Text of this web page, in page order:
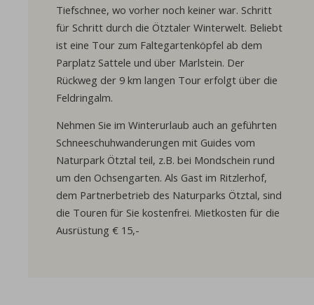
Tiefschnee, wo vorher noch keiner war. Schritt
für Schritt durch die Ötztaler Winterwelt. Beliebt
ist eine Tour zum Faltegartenköpfel ab dem
Parplatz Sattele und über Marlstein. Der
Rückweg der 9 km langen Tour erfolgt über die
Feldringalm.
Nehmen Sie im Winterurlaub auch an geführten
Schneeschuhwanderungen mit Guides vom
Naturpark Ötztal teil, z.B. bei Mondschein rund
um den Ochsengarten. Als Gast im Ritzlerhof,
dem Partnerbetrieb des Naturparks Ötztal, sind
die Touren für Sie kostenfrei. Mietkosten für die
Ausrüstung € 15,-